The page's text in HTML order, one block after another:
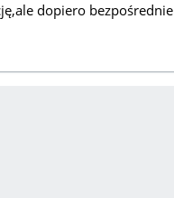
dopiero bezpośrednie